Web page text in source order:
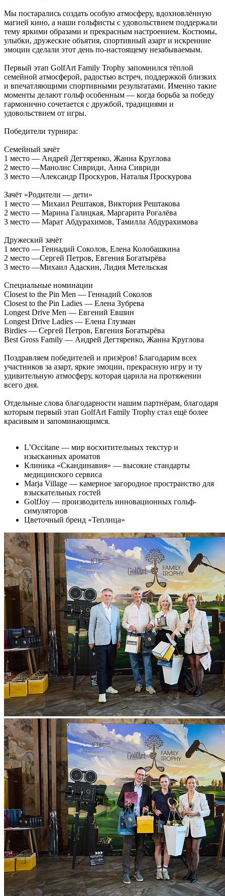
Мы постарались создать особую атмосферу, вдохновлённую
магией кино, а наши гольфисты с удовольствием поддержали
тему яркими образами и прекрасным настроением. Костюмы,
улыбки, дружеские объятия, спортивный азарт и искренние
эмоции сделали этот день по-настоящему незабываемым.
Первый этап GolfArt Family Trophy запомнился тёплой
семейной атмосферой, радостью встреч, поддержкой близких
и впечатляющими спортивными результатами. Именно такие
моменты делают гольф особенным — когда борьба за победу
гармонично сочетается с дружбой, традициями и
удовольствием от игры.
Победители турнира:
Семейный зачёт
1 место — Андрей Дегтяренко, Жанна Круглова
2 место —Манолис Сивриди, Анна Сивриди
3 место —Александр Проскуров, Наталья Проскурова
Зачёт «Родители — дети»
1 место — Михаил Рештаков, Виктория Рештакова
2 место — Марина Галицкая, Маргарита Рогалёва
3 место — Марат Абдурахимов, Тамилла Абдурахимова
Дружеский зачёт
1 место — Геннадий Соколов, Елена Колобашкина
2 место —Сергей Петров, Евгения Богатырёва
3 место —Михаил Адаскин, Лидия Метельская
Специальные номинации
Closest to the Pin Men — Геннадий Соколов
Closest to the Pin Ladies — Елена Зубрева
Longest Drive Men — Евгений Евшин
Longest Drive Ladies — Елена Глузман
Birdies — Сергей Петров, Евгения Богатырёва
Best Gross Family — Андрей Дегтяренко, Жанна Круглова
Поздравляем победителей и призёров! Благодарим всех
участников за азарт, яркие эмоции, прекрасную игру и ту
удивительную атмосферу, которая царила на протяжении
всего дня.
Отдельные слова благодарности нашим партнёрам, благодаря
которым первый этап GolfArt Family Trophy стал ещё более
красивым и запоминающимся.
L’Occitane — мир восхитительных текстур и
изысканных ароматов
Клиника «Скандинавия» — высокие стандарты
медицинского сервиса
Marja Village — камерное загородное пространство для
взыскательных гостей
GolfJoy — производитель инновационных гольф-
симуляторов
Цветочный бренд «Теплица»